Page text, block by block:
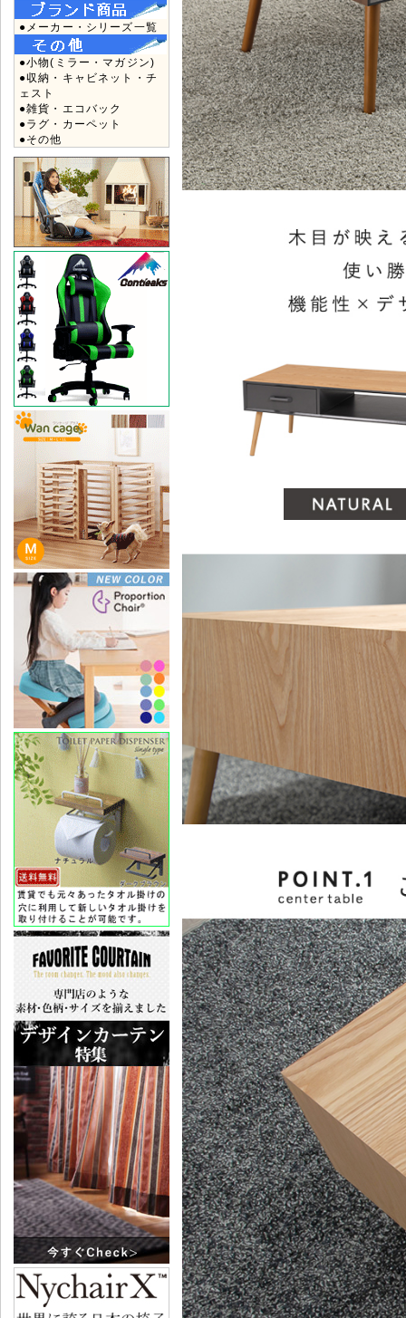
●メーカー・シリーズ一覧
●小物(ミラー・マガジン)
●収納・キャビネット・チ
ェスト
●雑貨・エコバック
●ラグ・カーペット
●その他